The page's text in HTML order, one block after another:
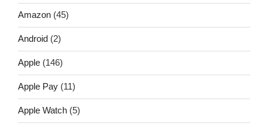
Amazon (45)
Android (2)
Apple (146)
Apple Pay (11)
Apple Watch (5)